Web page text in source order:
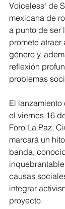
Voiceless" de
mexicana de
a punto de ser
promete
género y,
reflexión
problemas
El
el viernes 16
Foro La Paz,
marcará un
banda,
causas
integrar
proyecto.